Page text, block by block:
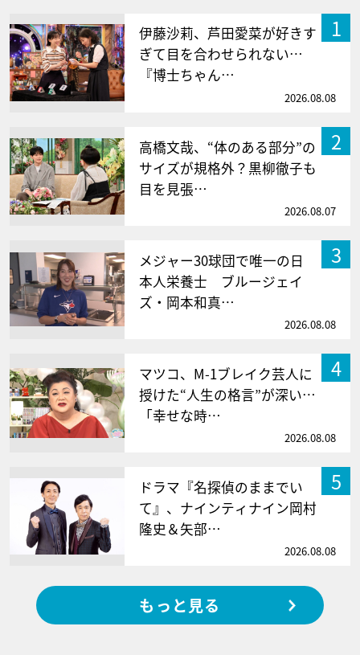
1
伊藤沙莉、芦田愛菜が好きす
ぎて目を合わせられない…
『博士ちゃん…
2026.08.08
2
高橋文哉、“体のある部分”の
サイズが規格外？黒柳徹子も
目を見張…
2026.08.07
3
メジャー30球団で唯一の日
本人栄養士 ブルージェイ
ズ・岡本和真…
2026.08.08
4
マツコ、M-1ブレイク芸人に
授けた“人生の格言”が深い…
「幸せな時…
2026.08.08
5
ドラマ『名探偵のままでい
て』、ナインティナイン岡村
隆史＆矢部…
2026.08.08
もっと見る